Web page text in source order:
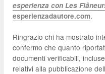
esperienza con Les
esperienzadautore.com.
Ringrazio chi ha mostrato
confermo che quanto
documenti verificabili,
relativi alla pubblicazione